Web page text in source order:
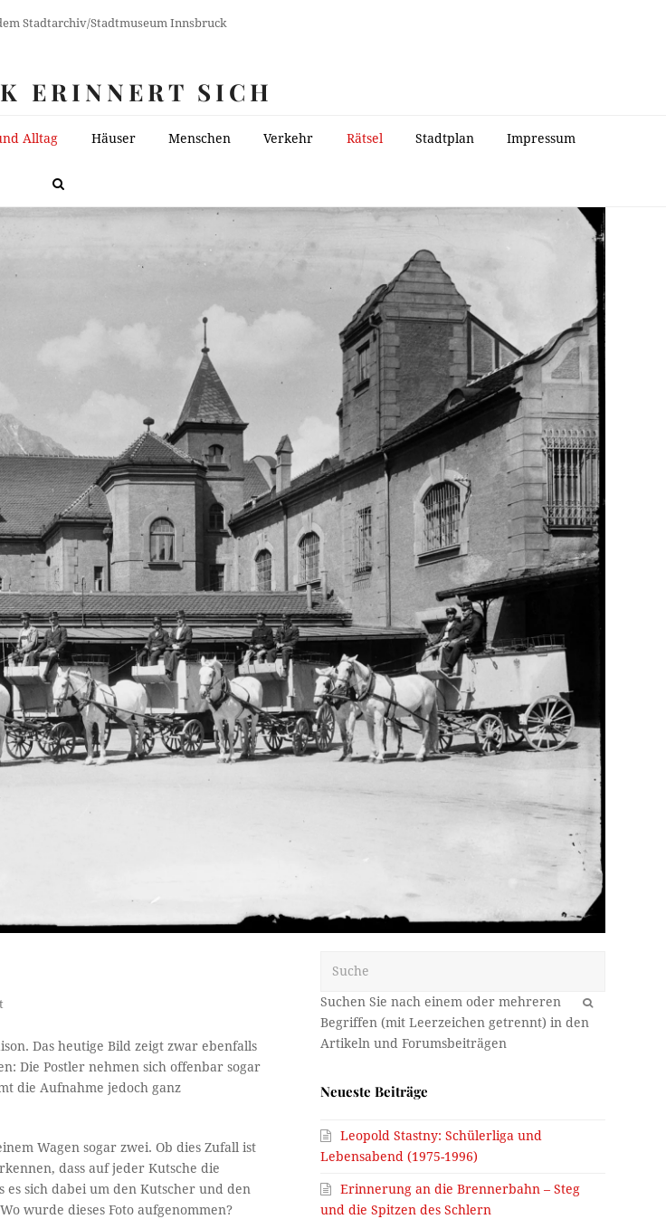
Stadtarchiv/Stadtmuseum Innsbruck
ERINNERT SICH
Alltag Häuser Menschen Verkehr Rätsel Stadtplan Impressum
Das heutige Bild zeigt zwar ebenfalls
Die Postler nehmen sich offenbar sogar
die Aufnahme jedoch ganz
Wagen sogar zwei. Ob dies Zufall ist
dass auf jeder Kutsche die
es sich dabei um den Kutscher und den
wurde dieses Foto aufgenommen?
OK
Neueste Beiträge
Leopold Stastny: Schülerliga und
Lebensabend (1975-1996)
Erinnerung an die Brennerbahn – Steg
und die Spitzen des Schlern